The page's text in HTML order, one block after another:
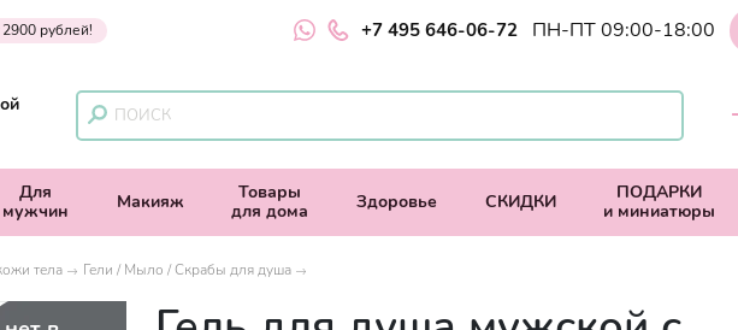
2900 рублей! +7 495 646-06-72 ПН-ПТ 09:00-18:00
Для
мужчин
Макияж
Товары
для дома
Здоровье СКИДКИ
ПОДАРКИ
и миниатюры
тела Гели / Мыло / Скрабы для душа